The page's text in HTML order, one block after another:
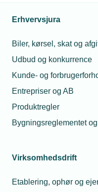
Erhvervsjura
Biler, kørsel, skat og
Udbud og konkurrence
Kunde- og
Entrepriser og AB
Produktregler
Bygningsreglementet
Virksomhedsdrift
Etablering, ophør og
Lærlinge og